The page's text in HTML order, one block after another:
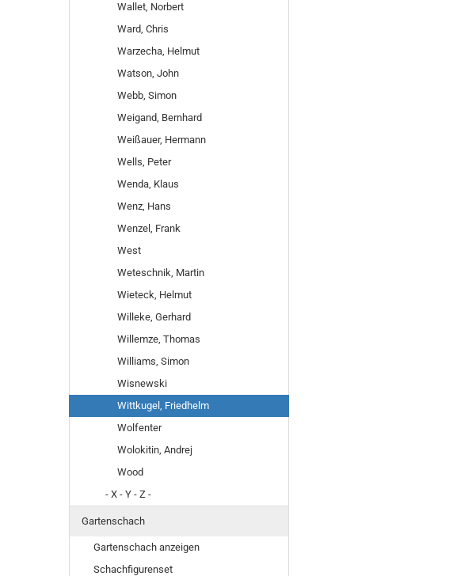
Wallet, Norbert
Ward, Chris
Warzecha, Helmut
Watson, John
Webb, Simon
Weigand, Bernhard
Weißauer, Hermann
Wells, Peter
Wenda, Klaus
Wenz, Hans
Wenzel, Frank
West
Weteschnik, Martin
Wieteck, Helmut
Willeke, Gerhard
Willemze, Thomas
Williams, Simon
Wisnewski
Wittkugel, Friedhelm
Wolfenter
Wolokitin, Andrej
Wood
- X - Y - Z -
Gartenschach
Gartenschach anzeigen
Schachfigurenset